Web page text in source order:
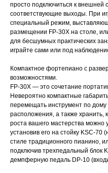
просто подключиться к внешней
соответствующие выходы. При
специальный режим,
размещении FP-30X на столе,
для бесшумных практических
играйте сами или под
Компактное фортепиано с
возможностями.
FP-30X ― это сочетание
Невероятно компактные
перемещать инструмент по дому
расположения, а также хранить,
роста вашего мастерства можно
установив его на стойку KSC-70
стиле традиционного пианино,
подключив трехпедальный блок
демпферную педаль DP-10